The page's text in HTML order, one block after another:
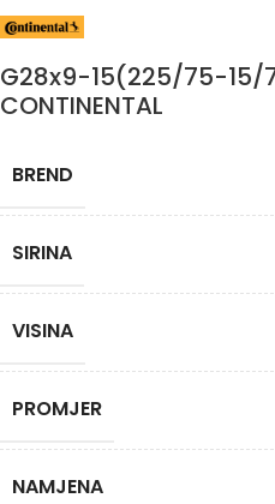
G28x9-15(225/75-15/
CONTINENTAL
BREND
SIRINA
VISINA
PROMJER
NAMJENA